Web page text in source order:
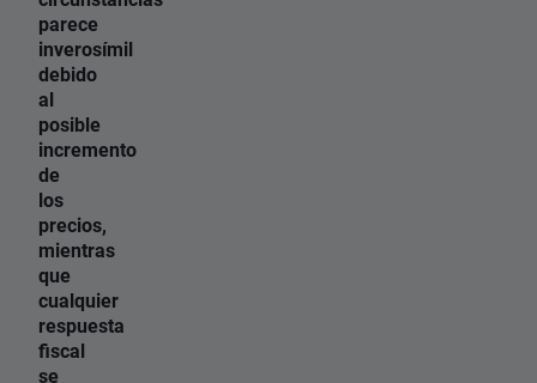
parece
inverosímil
debido
al
posible
incremento
de
los
precios,
mientras
que
cualquier
respuesta
fiscal
se